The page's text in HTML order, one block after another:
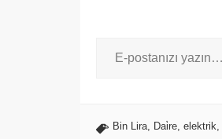
Bin Lira, Dai̇re, elektrik,